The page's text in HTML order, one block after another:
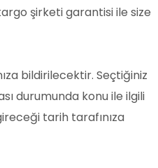
şirketi garantisi ile size
bildirilecektir. Seçtiğiniz
durumunda konu ile ilgili
tarih tarafınıza